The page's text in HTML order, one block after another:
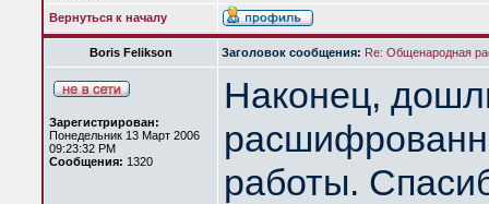
Вернуться к началу
Boris Felikson Заголовок сообщения: Re: Общенародная
Зарегистрирован:
Понедельник 13 Март 2006
09:23:32 PM
Сообщения: 1320
Наконец,
работы.